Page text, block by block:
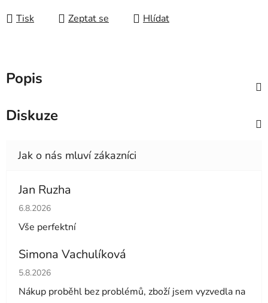
Tisk Zeptat se Hlídat
Popis
Diskuze
Jan Ruzha
Hodnocení obchodu je 5 z 5 hvězdiček.
6.8.2026
Vše perfektní
Simona Vachulíková
Hodnocení obchodu je 5 z 5 hvězdiček.
5.8.2026
Nákup proběhl bez problémů, zboží jsem vyzvedla na